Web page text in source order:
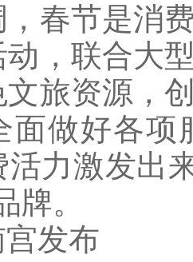
春节是消
动，联合大
旅资源，
面做好各项
活力激发出
牌。
发布